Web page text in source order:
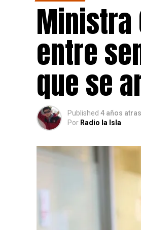
Ministra
entre
que se
Published 4 años atras
Por Radio la Isla